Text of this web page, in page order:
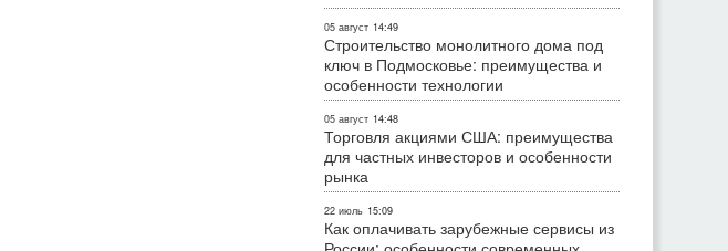
05 август 14:49
Строительство монолитного дома под
ключ в Подмосковье: преимущества и
особенности технологии
05 август 14:48
Торговля акциями США: преимущества
для частных инвесторов и особенности
рынка
22 июль 15:09
Как оплачивать зарубежные сервисы из